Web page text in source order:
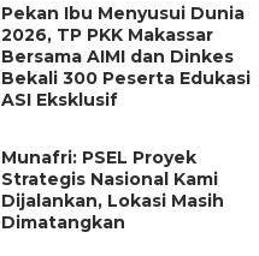
Pekan Ibu Menyusui Dunia
2026, TP PKK Makassar
Bersama AIMI dan Dinkes
Bekali 300 Peserta Edukasi
ASI Eksklusif
Munafri: PSEL Proyek
Strategis Nasional Kami
Dijalankan, Lokasi Masih
Dimatangkan